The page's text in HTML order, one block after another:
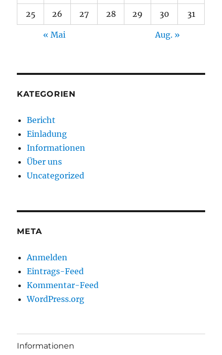
25 26 27 28 29 30 31
« Mai Aug. »
KATEGORIEN
Bericht
Einladung
Informationen
Über uns
Uncategorized
META
Anmelden
Eintrags-Feed
Kommentar-Feed
WordPress.org
Informationen